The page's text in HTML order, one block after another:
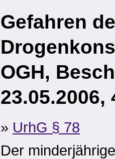
Gefahren
OGH,
23.05.2006,
» UrhG § 78
Der